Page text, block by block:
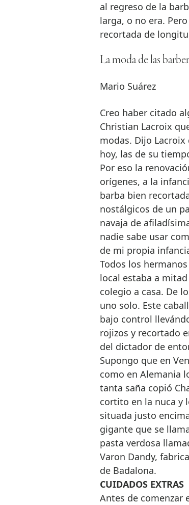
al regreso de la
larga, o no era.
recortada de
La moda de las
Mario Suárez
Creo haber citado
Christian Lacroix
modas. Dijo
hoy, las de su
Por eso la
orígenes, a la
barba bien
nostálgicos de un
navaja de
nadie sabe usar
de mi propia
Todos los
local estaba a
colegio a casa. De
uno solo. Este
bajo control
rojizos y recortado
del dictador de
Supongo que en
como en Alemania
tanta saña copió
cortito en la nuca y
situada justo
gigante que se
pasta verdosa
Varon Dandy,
de Badalona.
CUIDADOS EXTRAS
Antes de comenzar